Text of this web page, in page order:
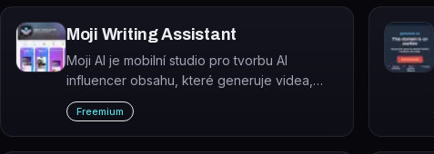
Moji Writing Assistant
Moji AI je mobilní studio pro tvorbu AI
influencer obsahu, které generuje videa,
titulky, skripty a brandové materiály bez
nutnosti natáčet se.
Freemium